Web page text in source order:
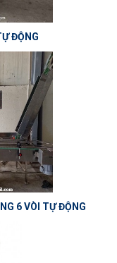
ĐỘNG
6 VÒI TỰ ĐỘNG